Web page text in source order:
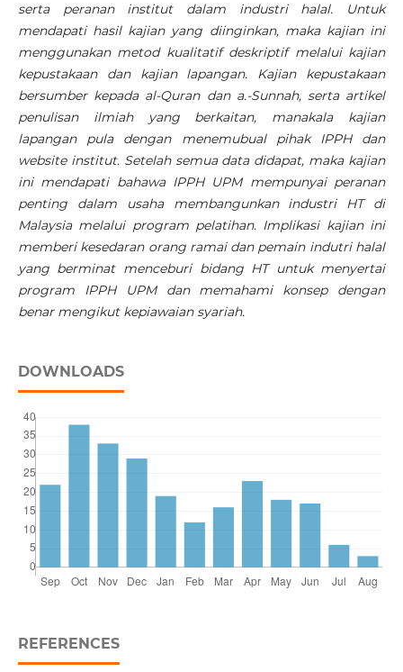
serta peranan institut dalam industri halal. Untuk
mendapati hasil kajian yang diinginkan, maka kajian ini
menggunakan metod kualitatif deskriptif melalui kajian
kepustakaan dan kajian lapangan. Kajian kepustakaan
bersumber kepada al-Quran dan a.-Sunnah, serta artikel
penulisan ilmiah yang berkaitan, manakala kajian
lapangan pula dengan menemubual pihak IPPH dan
website institut. Setelah semua data didapat, maka kajian
ini mendapati bahawa IPPH UPM mempunyai peranan
penting dalam usaha membangunkan industri HT di
Malaysia melalui program pelatihan. Implikasi kajian ini
memberi kesedaran orang ramai dan pemain indutri halal
yang berminat menceburi bidang HT untuk menyertai
program IPPH UPM dan memahami konsep dengan
benar mengikut kepiawaian syariah.
DOWNLOADS
REFERENCES